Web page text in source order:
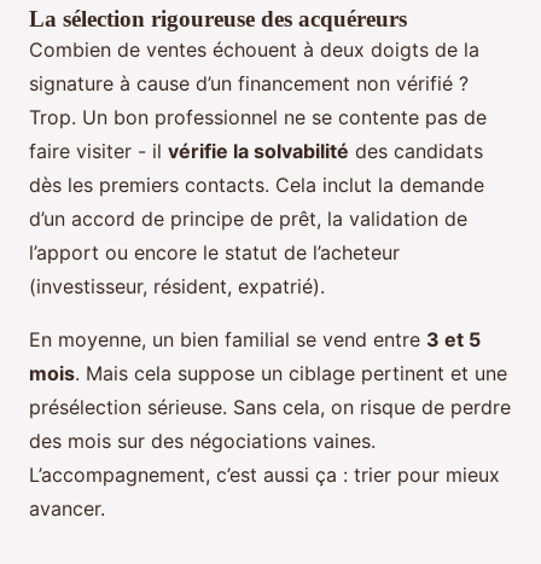
La sélection rigoureuse des acquéreurs
Combien de ventes échouent à deux doigts de la
signature à cause d’un financement non vérifié ?
Trop. Un bon professionnel ne se contente pas de
faire visiter - il vérifie la solvabilité des candidats
dès les premiers contacts. Cela inclut la demande
d’un accord de principe de prêt, la validation de
l’apport ou encore le statut de l’acheteur
(investisseur, résident, expatrié).
En moyenne, un bien familial se vend entre 3 et 5
mois. Mais cela suppose un ciblage pertinent et une
présélection sérieuse. Sans cela, on risque de perdre
des mois sur des négociations vaines.
L’accompagnement, c’est aussi ça : trier pour mieux
avancer.